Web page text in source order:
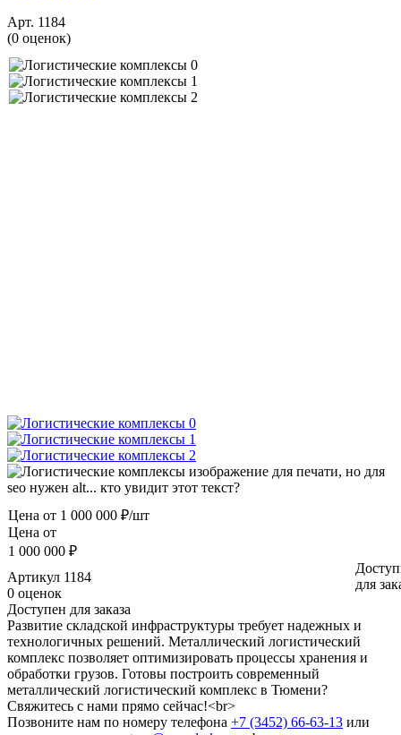
Арт. 1184
(0 оценок)
Цена от 1 000 000 ₽/шт
Цена от
1 000 000 ₽
для
Артикул 1184
0 оценок
Доступен для заказа
Развитие складской инфраструктуры требует надежных и
технологичных решений. Металлический логистический
комплекс позволяет оптимизировать процессы хранения и
обработки грузов. Готовы построить современный
металлический логистический комплекс в Тюмени?
Свяжитесь с нами прямо сейчас!<br>
Позвоните нам по номеру телефона +7 (3452) 66-63-13 или